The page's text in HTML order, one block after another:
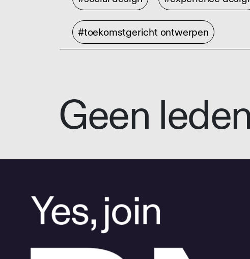
#toekomstgericht ontwerpen
Geen